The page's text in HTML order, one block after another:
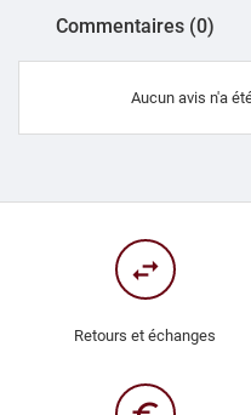
Commentaires (0)
Aucun avis n'a
swap_horiz
Retours et échanges